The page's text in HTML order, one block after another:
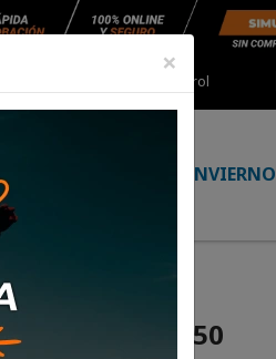
Red Castrol
INVIERNO
Café 150
×